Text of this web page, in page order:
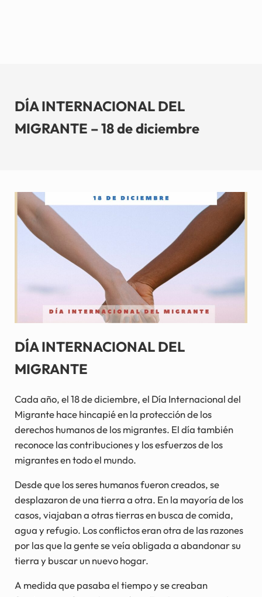
DÍA INTERNACIONAL DEL
MIGRANTE – 18 de diciembre
DÍA INTERNACIONAL DEL
MIGRANTE
Cada año, el 18 de diciembre, el Día Internacional del
Migrante hace hincapié en la protección de los
derechos humanos de los migrantes. El día también
reconoce las contribuciones y los esfuerzos de los
migrantes en todo el mundo.
Desde que los seres humanos fueron creados, se
desplazaron de una tierra a otra. En la mayoría de los
casos, viajaban a otras tierras en busca de comida,
agua y refugio. Los conflictos eran otra de las razones
por las que la gente se veía obligada a abandonar su
tierra y buscar un nuevo hogar.
A medida que pasaba el tiempo y se creaban